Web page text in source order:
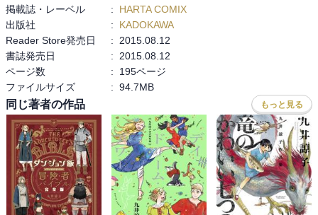
侵入者が入り込み、環境が変化したダンジョンもまさに同じなの
だ。
誰かが意図的に環境を守ろうとして行動することで、環境は保たれ
ている。
それがセンシという存在だ。
ゲームの中のさらに瑣末なことを扱っているように見せて、
実はこれけっこう大事なことが書かれている。
掲載誌・レーベル
:
HARTA COMIX
出版社
:
KADOKAWA
Reader Store発売日
:
2015.08.12
書誌発売日
:
2015.08.12
ページ数
:
195ページ
ファイルサイズ
: 94.7MB
同じ著者の作品 もっと見る